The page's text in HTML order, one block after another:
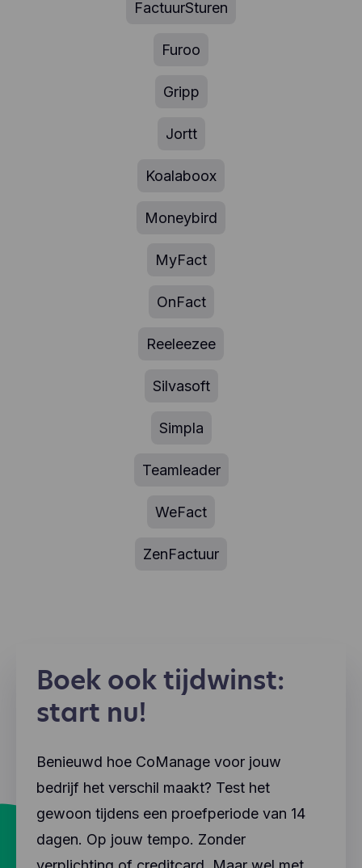
FactuurSturen
Furoo
Gripp
Jortt
Koalaboox
Moneybird
MyFact
OnFact
Reeleezee
Silvasoft
Simpla
Teamleader
WeFact
ZenFactuur
Boek ook tijdwinst:
start nu!
Benieuwd hoe CoManage voor jouw
bedrijf het verschil maakt? Test het
gewoon tijdens een proefperiode van 14
dagen. Op jouw tempo. Zonder